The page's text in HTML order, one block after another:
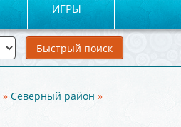
ИГРЫ
» Северный район »